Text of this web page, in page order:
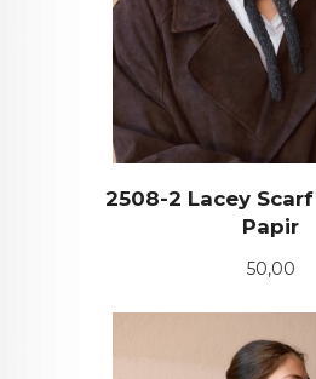
2508-2 Lacey
Papir
Pris
50,00